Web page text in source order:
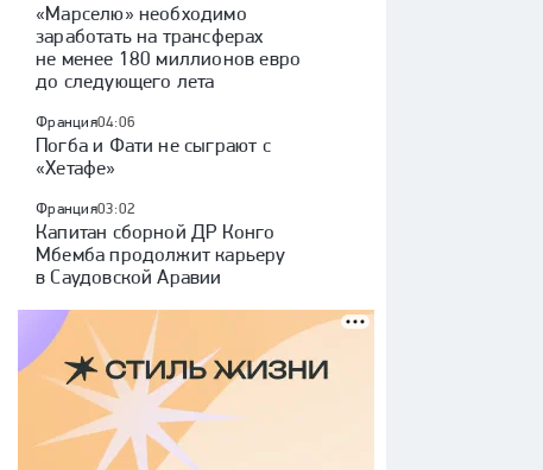
«Марселю» необходимо
заработать на трансферах
не менее 180 миллионов евро
до следующего лета
Франция04:06
Погба и Фати не сыграют с
«Хетафе»
Франция03:02
Капитан сборной ДР Конго
Мбемба продолжит карьеру
в Саудовской Аравии